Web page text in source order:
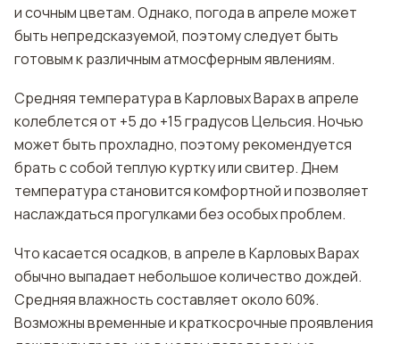
и сочным цветам. Однако, погода в апреле может
быть непредсказуемой, поэтому следует быть
готовым к различным атмосферным явлениям.
Средняя температура в Карловых Варах в апреле
колеблется от +5 до +15 градусов Цельсия. Ночью
может быть прохладно, поэтому рекомендуется
брать с собой теплую куртку или свитер. Днем
температура становится комфортной и позволяет
наслаждаться прогулками без особых проблем.
Что касается осадков, в апреле в Карловых Варах
обычно выпадает небольшое количество дождей.
Средняя влажность составляет около 60%.
Возможны временные и краткосрочные проявления